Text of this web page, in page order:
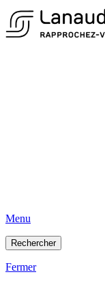
Menu
Rechercher
Fermer